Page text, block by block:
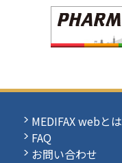
MEDIFAX webとは
FAQ
お問い合わせ